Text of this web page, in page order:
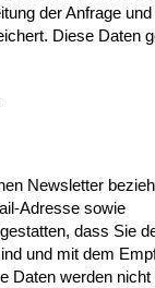
der Anfrage und
Diese Daten
Newsletter
Adresse sowie
dass Sie
und mit dem
Daten werden nicht